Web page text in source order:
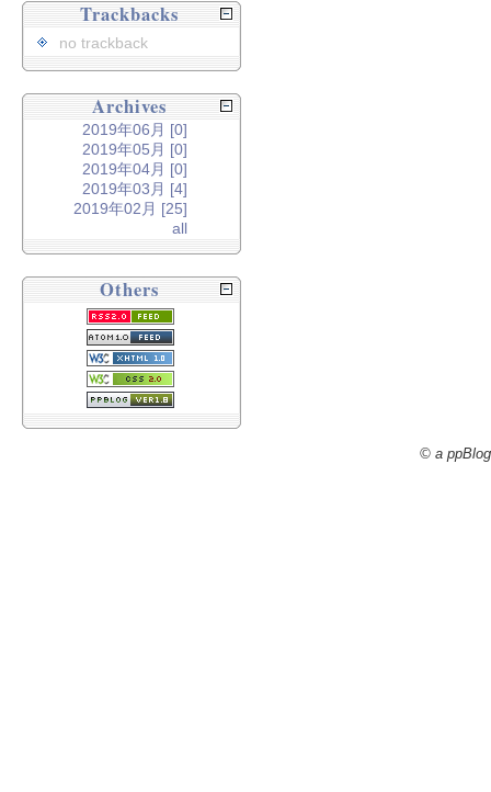
Trackbacks
no trackback
Archives
2019年06月 [0]
2019年05月 [0]
2019年04月 [0]
2019年03月 [4]
2019年02月 [25]
all
Others
© a